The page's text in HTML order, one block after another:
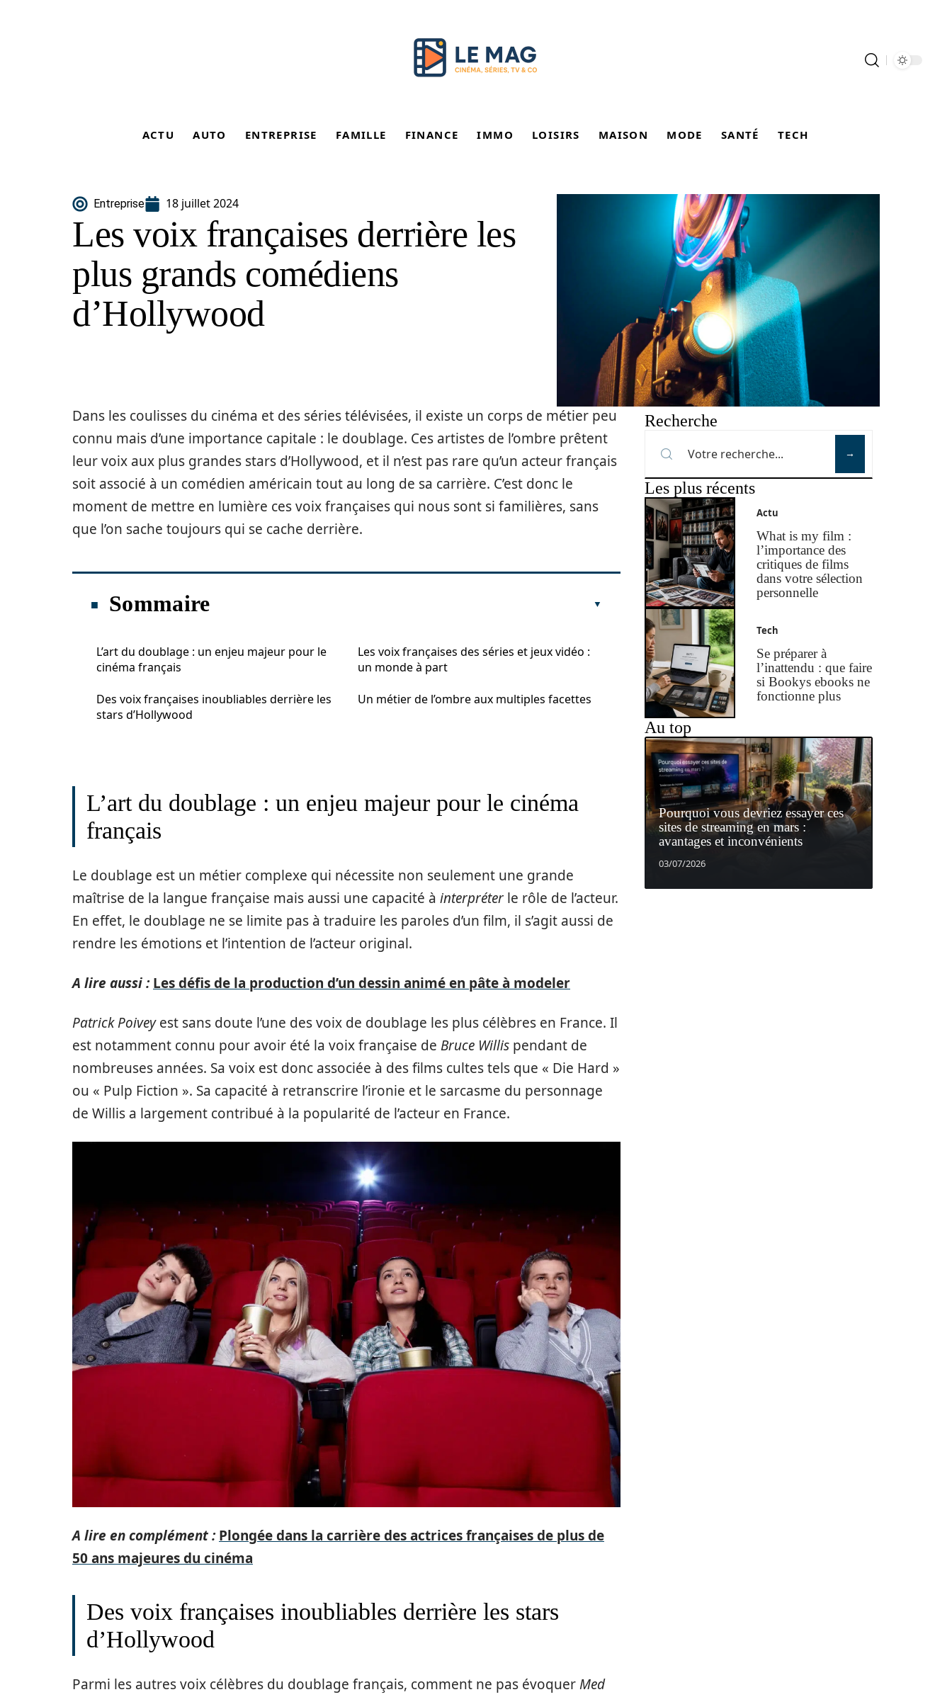
ACTU AUTO ENTREPRISE FAMILLE FINANCE IMMO LOISIRS MAISON MODE SANTÉ TECH
Entreprise 18 juillet 2024
Les voix françaises derrière les
plus grands comédiens
d’Hollywood
Dans les coulisses du cinéma et des séries télévisées, il existe un corps de métier peu
connu mais d’une importance capitale : le doublage. Ces artistes de l’ombre prêtent
leur voix aux plus grandes stars d’Hollywood, et il n’est pas rare qu’un acteur français
soit associé à un comédien américain tout au long de sa carrière. C’est donc le
moment de mettre en lumière ces voix françaises qui nous sont si familières, sans
que l’on sache toujours qui se cache derrière.
Sommaire
L’art du doublage : un enjeu majeur pour le
cinéma français
Des voix françaises inoubliables derrière les
stars d’Hollywood
Les voix françaises des séries et jeux vidéo :
un monde à part
Un métier de l’ombre aux multiples facettes
L’art du doublage : un enjeu majeur pour le cinéma
français
Le doublage est un métier complexe qui nécessite non seulement une grande
maîtrise de la langue française mais aussi une capacité à interpréter le rôle de l’acteur.
En effet, le doublage ne se limite pas à traduire les paroles d’un film, il s’agit aussi de
rendre les émotions et l’intention de l’acteur original.
A lire aussi : Les défis de la production d’un dessin animé en pâte à modeler
Patrick Poiveyest sans doute l’une des voix de doublage les plus célèbres en France. Il
est notamment connu pour avoir été la voix française de Bruce Willis pendant de
nombreuses années. Sa voix est donc associée à des films cultes tels que « Die Hard »
ou « Pulp Fiction ». Sa capacité à retranscrire l’ironie et le sarcasme du personnage
de Willis a largement contribué à la popularité de l’acteur en France.
A lire en complément : Plongée dans la carrière des actrices françaises de plus de
50 ans majeures du cinéma
Des voix françaises inoubliables derrière les stars
d’Hollywood
Parmi les autres voix célèbres du doublage français, comment ne pas évoquerMed
Recherche
Les plus récents
Actu
What is my film :
l’importance des
critiques de films
dans votre sélection
personnelle
Tech
Se préparer à
l’inattendu : que faire
si Bookys ebooks ne
fonctionne plus
Au top
Pourquoi vous devriez essayer ces
sites de streaming en mars :
avantages et inconvénients
03/07/2026